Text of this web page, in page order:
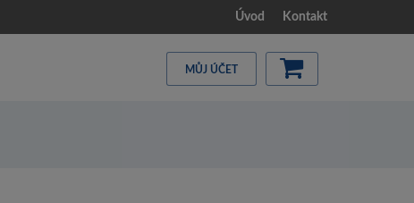
Úvod Kontakt
MŮJ ÚČET